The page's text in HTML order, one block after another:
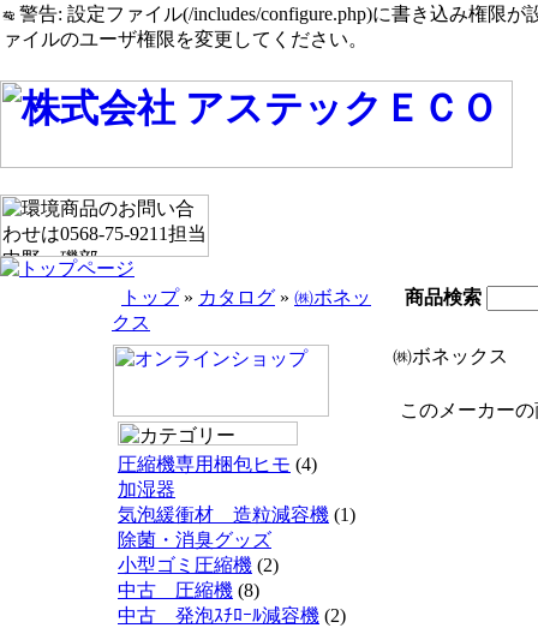
警告: 設定ファイル(/includes/configure.php)に書き込み権限が
ァイルのユーザ権限を変更してください。
トップ» カタログ » ㈱ボネッ
クス
商品検索
圧縮機専用梱包ヒモ (4)
加湿器
気泡緩衝材 造粒減容機 (1)
除菌・消臭グッズ
小型ゴミ圧縮機 (2)
中古 圧縮機 (8)
中古 発泡ｽﾁﾛｰﾙ減容機 (2)
㈱ボネックス
このメーカー